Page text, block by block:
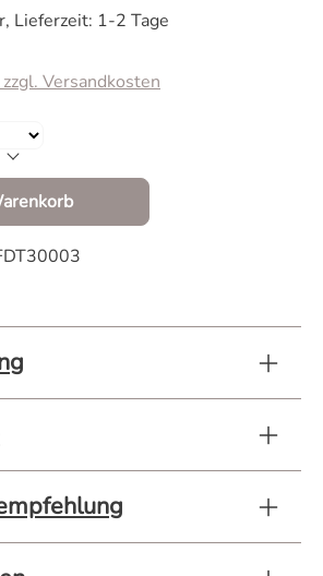
Lieferzeit: 1-2 Tage
Versandkosten
Gib den gewünschten